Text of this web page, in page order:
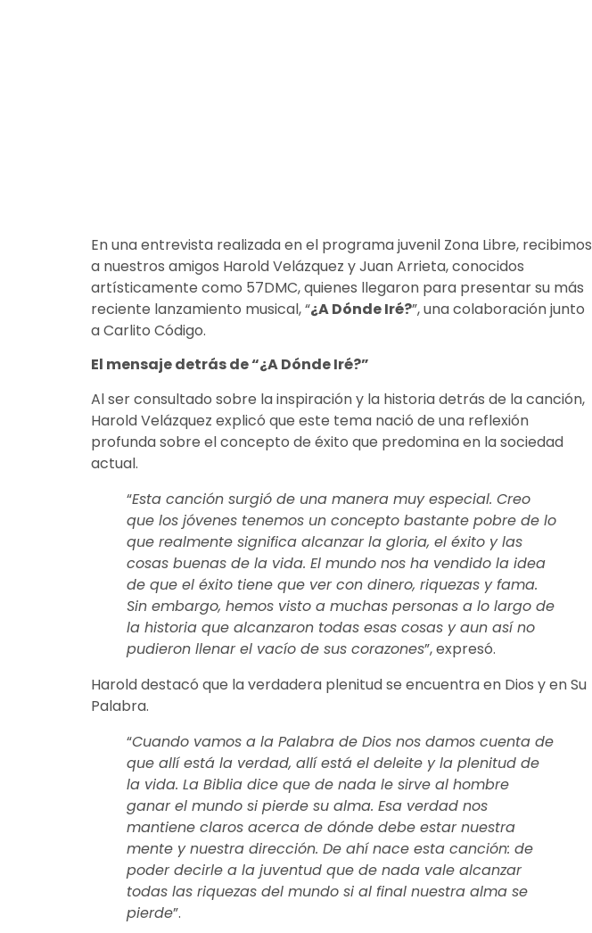
En una entrevista realizada en el programa juvenil Zona Libre, recibimos
a nuestros amigos Harold Velázquez y Juan Arrieta, conocidos
artísticamente como 57DMC, quienes llegaron para presentar su más
reciente lanzamiento musical, “¿A Dónde Iré?”, una colaboración junto
a Carlito Código.
El mensaje detrás de “¿A Dónde Iré?”
Al ser consultado sobre la inspiración y la historia detrás de la canción,
Harold Velázquez explicó que este tema nació de una reflexión
profunda sobre el concepto de éxito que predomina en la sociedad
actual.
“Esta canción surgió de una manera muy especial. Creo
que los jóvenes tenemos un concepto bastante pobre de lo
que realmente significa alcanzar la gloria, el éxito y las
cosas buenas de la vida. El mundo nos ha vendido la idea
de que el éxito tiene que ver con dinero, riquezas y fama.
Sin embargo, hemos visto a muchas personas a lo largo de
la historia que alcanzaron todas esas cosas y aun así no
pudieron llenar el vacío de sus corazones”, expresó.
Harold destacó que la verdadera plenitud se encuentra en Dios y en Su
Palabra.
“Cuando vamos a la Palabra de Dios nos damos cuenta de
que allí está la verdad, allí está el deleite y la plenitud de
la vida. La Biblia dice que de nada le sirve al hombre
ganar el mundo si pierde su alma. Esa verdad nos
mantiene claros acerca de dónde debe estar nuestra
mente y nuestra dirección. De ahí nace esta canción: de
poder decirle a la juventud que de nada vale alcanzar
todas las riquezas del mundo si al final nuestra alma se
pierde”.